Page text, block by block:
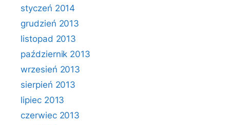
styczeń 2014
grudzień 2013
listopad 2013
październik 2013
wrzesień 2013
sierpień 2013
lipiec 2013
czerwiec 2013